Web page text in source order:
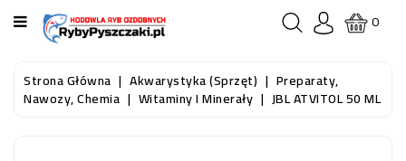
KATEGORIA
STRONA
GŁÓWNA
0
Strona Główna Akwarystyka (sprzęt) Preparaty,
Nawozy, Chemia Witaminy I Minerały JBL ATVITOL 50 ML